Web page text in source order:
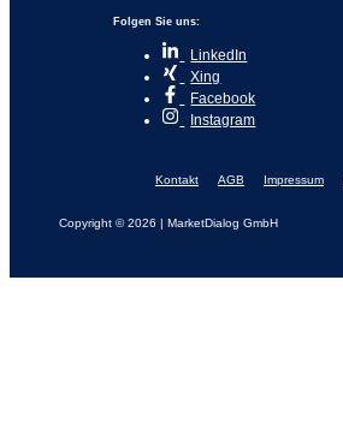
Folgen Sie uns:
LinkedIn
Xing
Facebook
Instagram
Kontakt AGB Impressum
Copyright © 2026 | MarketDialog GmbH